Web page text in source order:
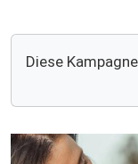
Diese